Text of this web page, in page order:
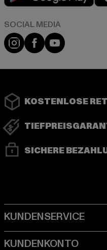
Instagram
FacebookYouTube
KOSTENLOSE
SICHERE